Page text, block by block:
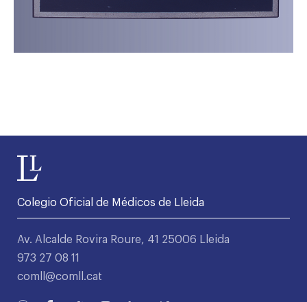
Colegio Oficial de Médicos de Lleida
Av. Alcalde Rovira Roure, 41 25006 Lleida
973 27 08 11
comll@comll.cat